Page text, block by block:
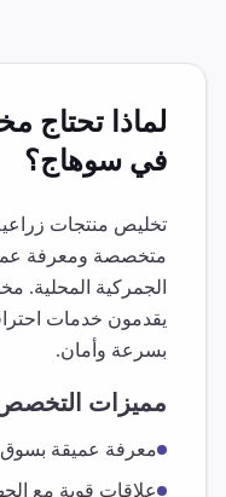
لماذا تحتاج
في سوهاج؟
تخليص منتجات
متخصصة ومعرفة
الجمركية المحلية.
يقدمون خدمات
بسرعة وأمان.
مميزات
معرفة عميقة بسوق
علاقات قوية مع